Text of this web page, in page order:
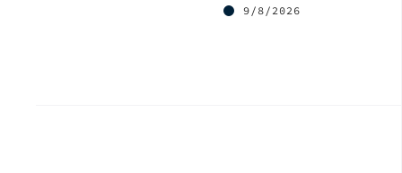
9/8/2026